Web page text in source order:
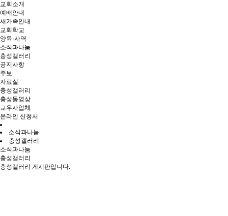
교회소개
예배안내
새가족안내
교회학교
양육·사역
소식과나눔
충성갤러리
공지사항
주보
자료실
충성갤러리
충성동영상
교우사업체
온라인 신청서
소식과나눔
충성갤러리
소식과나눔
충성갤러리
충성갤러리 게시판입니다.